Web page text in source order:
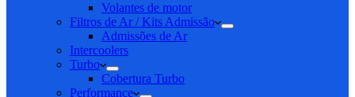
Volantes de motor
Filtros de Ar / Kits Admissão
Admissões de Ar
Intercoolers
Turbo
Cobertura Turbo
Performance